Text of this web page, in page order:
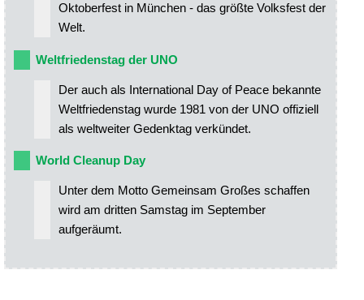
Oktoberfest in München - das größte Volksfest der
Welt.
Weltfriedenstag der UNO
Der auch als International Day of Peace bekannte
Weltfriedenstag wurde 1981 von der UNO offiziell
als weltweiter Gedenktag verkündet.
World Cleanup Day
Unter dem Motto Gemeinsam Großes schaffen
wird am dritten Samstag im September
aufgeräumt.